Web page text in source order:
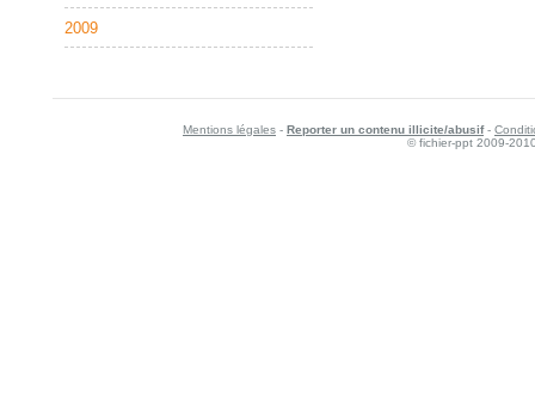
2009
Mentions légales - Reporter un contenu illicite/abusif-
© fichier-ppt 2009-